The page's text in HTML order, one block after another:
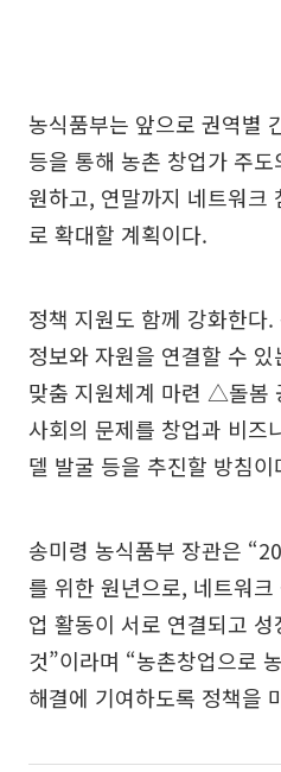
농식품부는 앞으로 권역별
등을 통해 농촌 창업가 주
원하고, 연말까지 네트워크
로 확대할 계획이다.
정책 지원도 함께 강화한
정보와 자원을 연결할 수
맞춤 지원체계 마련 △돌봄
사회의 문제를 창업과 비즈
델 발굴 등을 추진할 방침이
송미령 농식품부 장관은
를 위한 원년으로, 네트워
업 활동이 서로 연결되고
것”이라며 “농촌창업으로
해결에 기여하도록 정책을